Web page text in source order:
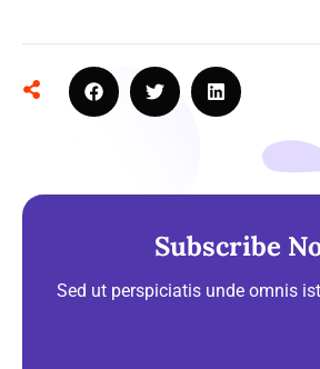
Subscribe
Sed ut perspiciatis unde omnis